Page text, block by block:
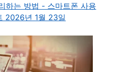
하는 방법 - 스마트폰 사용
2026년 1월 23일